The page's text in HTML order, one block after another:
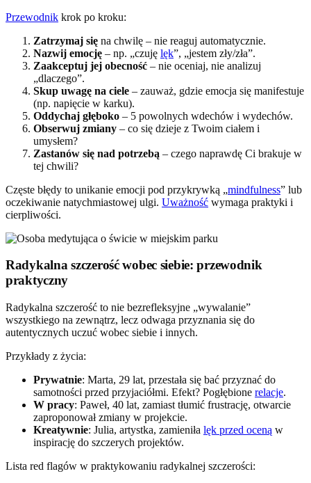
Przewodnik krok po kroku:
Zatrzymaj się na chwilę – nie reaguj automatycznie.
Nazwij emocję – np. „czuję lęk”, „jestem zły/zła”.
Zaakceptuj jej obecność – nie oceniaj, nie analizuj
„dlaczego”.
Skup uwagę na ciele – zauważ, gdzie emocja się manifestuje
(np. napięcie w karku).
Oddychaj głęboko – 5 powolnych wdechów i wydechów.
Obserwuj zmiany – co się dzieje z Twoim ciałem i
umysłem?
Zastanów się nad potrzebą – czego naprawdę Ci brakuje w
tej chwili?
Częste błędy to unikanie emocji pod przykrywką „mindfulness” lub
oczekiwanie natychmiastowej ulgi. Uważność wymaga praktyki i
cierpliwości.
Radykalna szczerość wobec siebie: przewodnik
praktyczny
Radykalna szczerość to nie bezrefleksyjne „wywalanie”
wszystkiego na zewnątrz, lecz odwaga przyznania się do
autentycznych uczuć wobec siebie i innych.
Przykłady z życia:
Prywatnie: Marta, 29 lat, przestała się bać przyznać do
samotności przed przyjaciółmi. Efekt? Pogłębione relacje.
W pracy: Paweł, 40 lat, zamiast tłumić frustrację, otwarcie
zaproponował zmiany w projekcie.
Kreatywnie: Julia, artystka, zamieniła lęk przed oceną w
inspirację do szczerych projektów.
Lista red flagów w praktykowaniu radykalnej szczerości: